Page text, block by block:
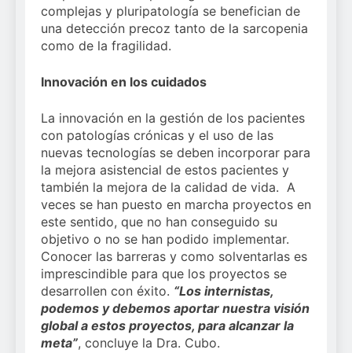
complejas y pluripatología se benefician de
una detección precoz tanto de la sarcopenia
como de la fragilidad.
Innovación en los cuidados
La innovación en la gestión de los pacientes
con patologías crónicas y el uso de las
nuevas tecnologías se deben incorporar para
la mejora asistencial de estos pacientes y
también la mejora de la calidad de vida. A
veces se han puesto en marcha proyectos en
este sentido, que no han conseguido su
objetivo o no se han podido implementar.
Conocer las barreras y como solventarlas es
imprescindible para que los proyectos se
desarrollen con éxito. “Los internistas,
podemos y debemos aportar nuestra visión
global a estos proyectos, para alcanzar la
meta”, concluye la Dra. Cubo.